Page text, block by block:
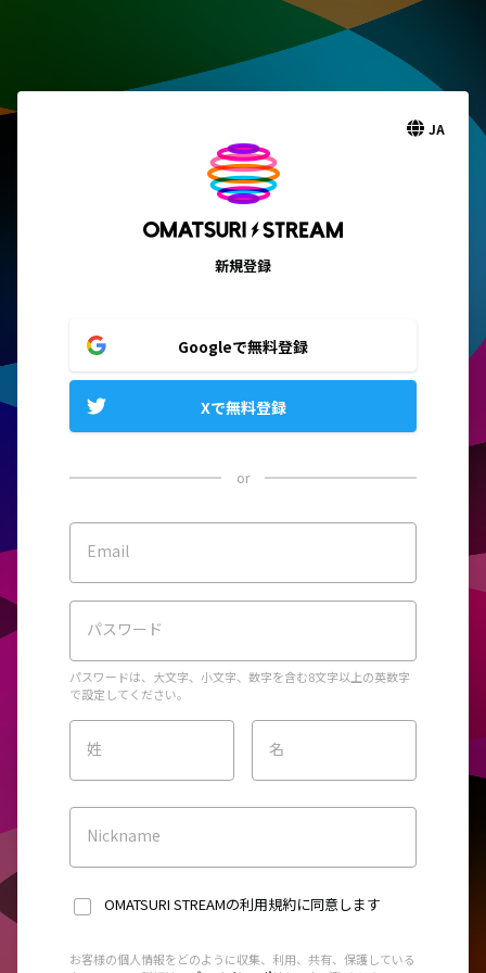
JA
新規登録
Googleで無料登録
Xで無料登録
or
Email
パスワード
パスワードは、大文字、小文字、数字を含む8文字以上の英数字
で設定してください。
姓 名
Nickname
OMATSURI STREAMの利用規約に同意します
お客様の個人情報をどのように収集、利用、共有、保護している